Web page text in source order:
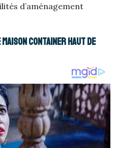
d’aménagement
container haut de